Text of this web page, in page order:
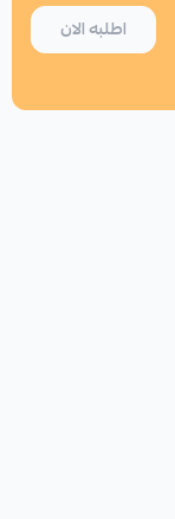
اطلبه الان